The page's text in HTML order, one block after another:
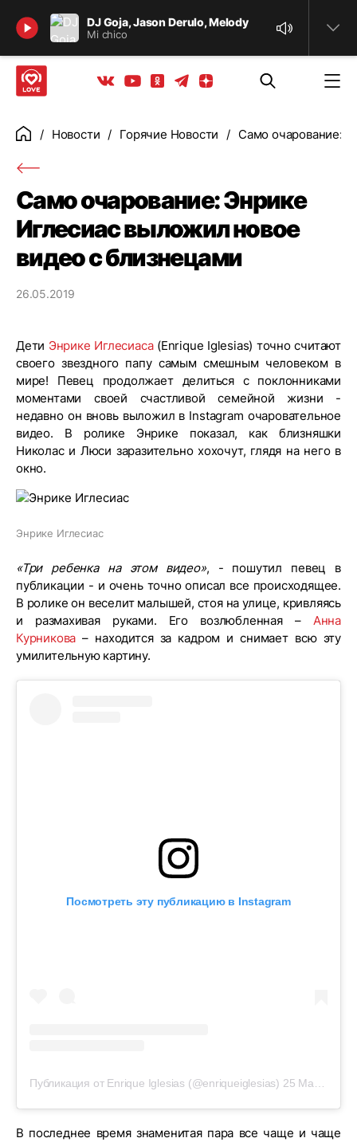
DJ Goja, Jason Derulo, Melody
Mi chico
Найти
Вконтакте
YoutubeОдноклассники
ТелеграмЯндекс дзен
ГлавнаяНовости Горячие Новости Само очарование:
Само очарование: Энрике
Иглесиас выложил новое
видео с близнецами
26.05.2019
Дети Энрике Иглесиаса(Enrique Iglesias) точно считают
своего звездного папу самым смешным человеком в
мире! Певец продолжает делиться с поклонниками
моментами своей счастливой семейной жизни -
недавно он вновь выложил в Instagram очаровательное
видео. В ролике Энрике показал, как близняшки
Николас и Люси заразительно хохочут, глядя на него в
окно.
Энрике Иглесиас
«Три ребенка на этом видео», - пошутил певец в
публикации - и очень точно описал все происходящее.
В ролике он веселит малышей, стоя на улице, кривляясь
и размахивая руками. Его возлюбленная – Анна
Курникова – находится за кадром и снимает всю эту
умилительную картину.
Посмотреть эту публикацию в Instagram
Публикация от Enrique Iglesias (@enriqueiglesias) 25 Май 2019 в 4:01 PDT
В последнее время знаменитая пара все чаще и чаще